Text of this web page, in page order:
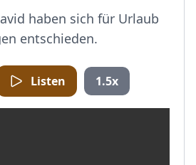
haben sich für Urlaub
entschieden.
Listen 1.5x